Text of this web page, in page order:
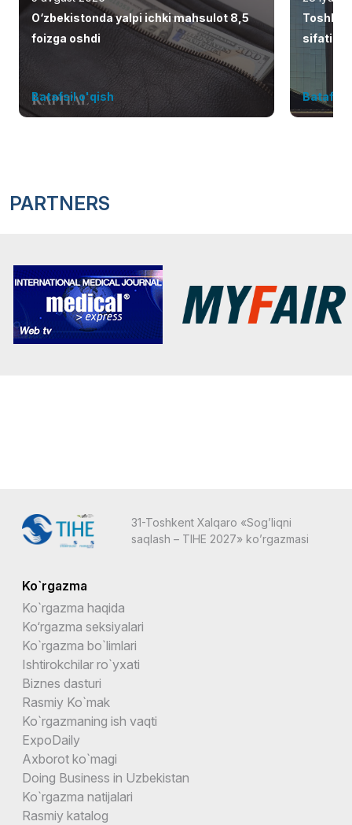
O‘zbekistonda yalpi ichki mahsulot 8,5
foizga oshdi
Batafsil o'qish Batafsil
PARTNERS
31-Toshkent Xalqaro «Sog’liqni
saqlash – TIHE 2027» ko’rgazmasi
Ko`rgazma
Ko`rgazma haqida
Ko‘rgazma seksiyalari
Ko`rgazma bo`limlari
Ishtirokchilar ro`yxati
Biznes dasturi
Rasmiy Ko`mak
Ko`rgazmaning ish vaqti
ExpoDaily
Axborot ko`magi
Doing Business in Uzbekistan
Ko`rgazma natijalari
Rasmiy katalog